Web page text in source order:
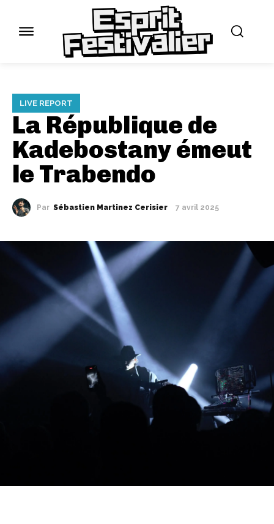
LIVE REPORT
La République de
Kadebostany émeut
le Trabendo
Par Sébastien Martinez Cerisier 7 avril 2025